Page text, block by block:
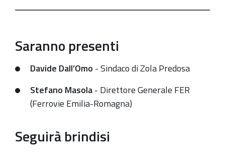
del
nastro
si
terrà
6
aprile
Saranno presenti
Davide Dall’Omo - Sindaco di Zola Predosa
Stefano Masola- Direttore Generale FER
(Ferrovie Emilia-Romagna)
Seguirà brindisi